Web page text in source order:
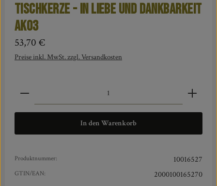
Tischkerze - In Liebe und Dankbarkeit
AK03
Regulärer Preis:
53,70 €
Preise inkl. MwSt. zzgl. Versandkosten
Produkt Anzahl: Gib den gewünschten Wert ein oder
In den Warenkorb
Produktnummer: 10016527
GTIN/EAN:
2000100165270